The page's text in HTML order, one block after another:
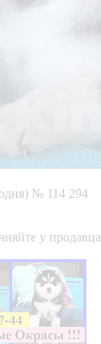
№ 114 294
у продавца